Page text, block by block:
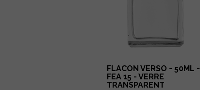
FLACON VERSO - 50ML -
FEA 15 - VERRE
TRANSPARENT